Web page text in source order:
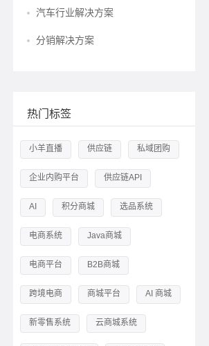
医药电
解析供
汽车行业解决方案
分销解决方案
热门标签
小羊直播 供应链 私域团购
企业内购平台 供应链API
AI 积分商城 选品系统
电商系统 Java商城
电商平台 B2B商城
跨境电商 商城平台 AI 商城
新零售系统 云商城系统